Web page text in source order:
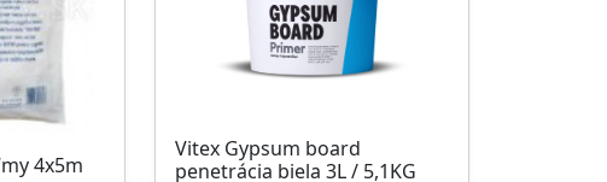
4x5m
Vitex Gypsum board
penetrácia biela 3L / 5,1KG